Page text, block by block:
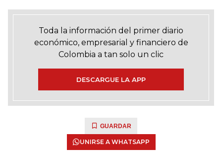
Toda la información del primer diario
económico, empresarial y financiero de
Colombia a tan solo un clic
DESCARGUE LA APP
GUARDAR
UNIRSE A WHATSAPP